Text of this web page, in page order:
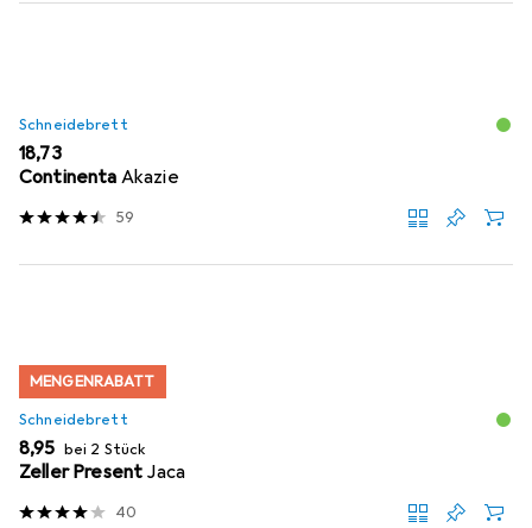
Schneidebrett
EUR
18,73
Continenta Akazie
59
MENGENRABATT
Schneidebrett
EUR
8,95 bei 2 Stück
Zeller Present Jaca
40